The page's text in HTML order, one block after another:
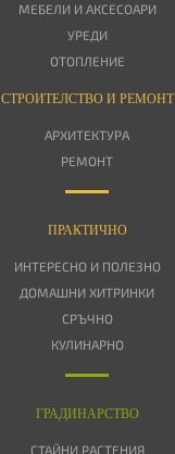
МЕБЕЛИ И АКСЕСОАРИ
УРЕДИ
ОТОПЛЕНИЕ
СТРОИТЕЛСТВО И РЕМОНТ
АРХИТЕКТУРА
РЕМОНТ
ПРАКТИЧНО
ИНТЕРЕСНО И ПОЛЕЗНО
ДОМАШНИ ХИТРИНКИ
СРЪЧНО
КУЛИНАРНО
ГРАДИНАРСТВО
СТАЙНИ РАСТЕНИЯ